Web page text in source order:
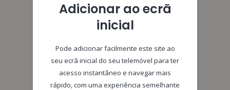
Adicionar ao ecrã
inicial
Pode adicionar facilmente este site ao
seu ecrã inicial do seu telemóvel para ter
acesso instantâneo e navegar mais
rápido, com uma experiência semelhante